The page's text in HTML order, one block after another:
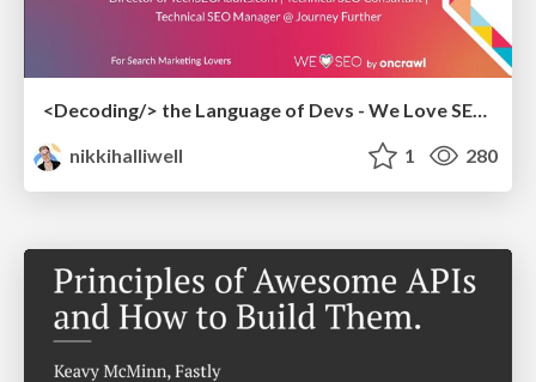
<Decoding/> the Language of Devs - We Love SEO 2024
nikkihalliwell
1 280